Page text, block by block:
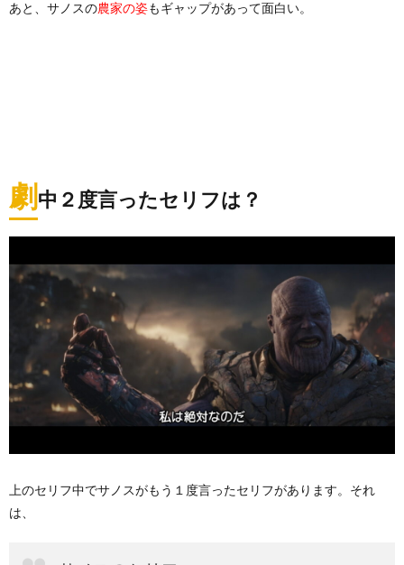
あと、サノスの農家の姿もギャップがあって面白い。
劇 中２度言ったセリフは？
上のセリフ中でサノスがもう１度言ったセリフがあります。それ
は、